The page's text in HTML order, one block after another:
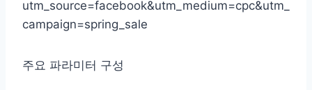
utm_source=facebook&utm_medium=cpc&utm_
campaign=spring_sale
주요 파라미터 구성